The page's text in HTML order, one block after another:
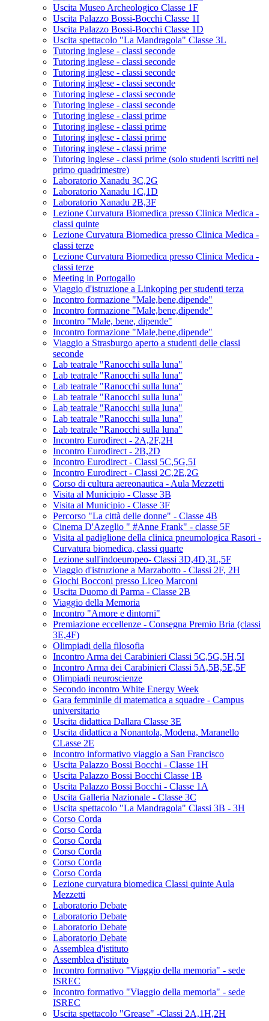
Uscita Museo Archeologico Classe 1F
Uscita Palazzo Bossi-Bocchi Classe 1I
Uscita Palazzo Bossi-Bocchi Classe 1D
Uscita spettacolo "La Mandragola" Classe 3L
Tutoring inglese - classi seconde
Tutoring inglese - classi seconde
Tutoring inglese - classi seconde
Tutoring inglese - classi seconde
Tutoring inglese - classi seconde
Tutoring inglese - classi seconde
Tutoring inglese - classi prime
Tutoring inglese - classi prime
Tutoring inglese - classi prime
Tutoring inglese - classi prime
Tutoring inglese - classi prime (solo studenti iscritti nel
primo quadrimestre)
Laboratorio Xanadu 3C,2G
Laboratorio Xanadu 1C,1D
Laboratorio Xanadu 2B,3F
Lezione Curvatura Biomedica presso Clinica Medica -
classi quinte
Lezione Curvatura Biomedica presso Clinica Medica -
classi terze
Lezione Curvatura Biomedica presso Clinica Medica -
classi terze
Meeting in Portogallo
Viaggio d'istruzione a Linkoping per studenti terza
Incontro formazione "Male,bene,dipende"
Incontro formazione "Male,bene,dipende"
Incontro "Male, bene, dipende"
Incontro formazione "Male,bene,dipende"
Viaggio a Strasburgo aperto a studenti delle classi
seconde
Lab teatrale "Ranocchi sulla luna"
Lab teatrale "Ranocchi sulla luna"
Lab teatrale "Ranocchi sulla luna"
Lab teatrale "Ranocchi sulla luna"
Lab teatrale "Ranocchi sulla luna"
Lab teatrale "Ranocchi sulla luna"
Lab teatrale "Ranocchi sulla luna"
Incontro Eurodirect - 2A,2F,2H
Incontro Eurodirect - 2B,2D
Incontro Eurodirect - Classi 5C,5G,5I
Incontro Eurodirect - Classi 2C,2E,2G
Corso di cultura aereonautica - Aula Mezzetti
Visita al Municipio - Classe 3B
Visita al Municipio - Classe 3F
Percorso "La città delle donne" - Classe 4B
Cinema D'Azeglio " #Anne Frank" - classe 5F
Visita al padiglione della clinica pneumologica Rasori -
Curvatura biomedica, classi quarte
Lezione sull'indoeuropeo- Classi 3D,4D,3L,5F
Viaggio d'istruzione a Marzabotto - Classi 2F, 2H
Giochi Bocconi presso Liceo Marconi
Uscita Duomo di Parma - Classe 2B
Viaggio della Memoria
Incontro "Amore e dintorni"
Premiazione eccellenze - Consegna Premio Bria (classi
3E,4F)
Olimpiadi della filosofia
Incontro Arma dei Carabinieri Classi 5C,5G,5H,5I
Incontro Arma dei Carabinieri Classi 5A,5B,5E,5F
Olimpiadi neuroscienze
Secondo incontro White Energy Week
Gara femminile di matematica a squadre - Campus
universitario
Uscita didattica Dallara Classe 3E
Uscita didattica a Nonantola, Modena, Maranello
CLasse 2E
Incontro informativo viaggio a San Francisco
Uscita Palazzo Bossi Bocchi - Classe 1H
Uscita Palazzo Bossi Bocchi Classe 1B
Uscita Palazzo Bossi Bocchi - Classe 1A
Uscita Galleria Nazionale - Classe 3C
Uscita spettacolo "La Mandragola" Classi 3B - 3H
Corso Corda
Corso Corda
Corso Corda
Corso Corda
Corso Corda
Corso Corda
Lezione curvatura biomedica Classi quinte Aula
Mezzetti
Laboratorio Debate
Laboratorio Debate
Laboratorio Debate
Laboratorio Debate
Assemblea d'istituto
Assemblea d'istituto
Incontro formativo "Viaggio della memoria" - sede
ISREC
Incontro formativo "Viaggio della memoria" - sede
ISREC
Uscita spettacolo "Grease" -Classi 2A,1H,2H